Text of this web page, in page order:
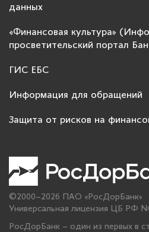
данных
«Финансовая культура»
просветительский портал
ГИС ЕБС
Информация для обращений
Защита от рисков на
©2000–2026 ПАО «РосДорБанк»
Универсальная лицензия ЦБ РФ №
РосДорБанк – один из первых в